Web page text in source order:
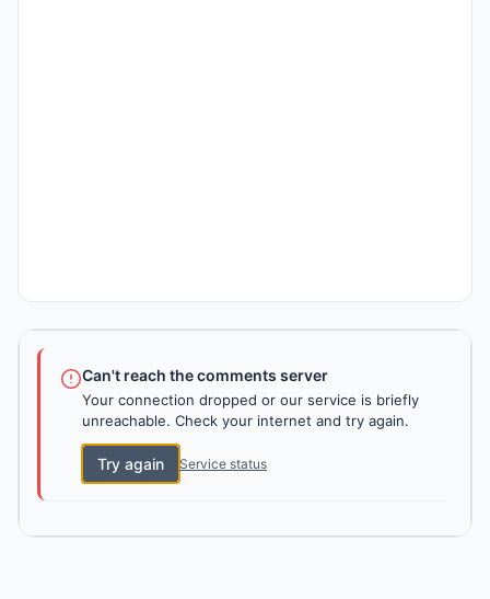
Can't reach the comments server
Your connection dropped or our service is briefly
unreachable. Check your internet and try again.
Try again Service status